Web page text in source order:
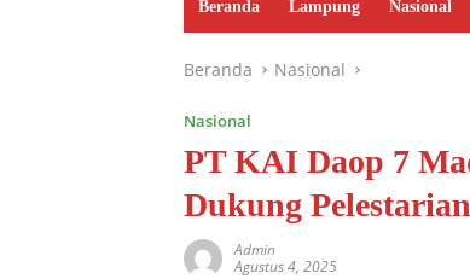
Beranda Lampung Nasional
Beranda Nasional
Nasional
PT KAI Daop 7
Dukung
Admin
Agustus 4, 2025